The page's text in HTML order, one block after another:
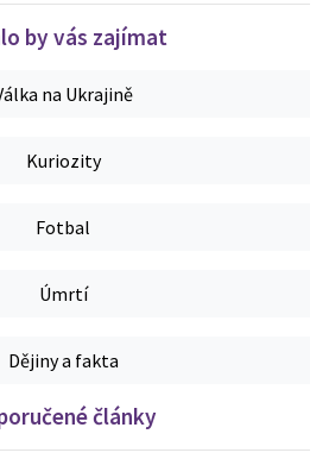
by vás zajímat
na Ukrajině
Kuriozity
Fotbal
Úmrtí
Dějiny a fakta
články